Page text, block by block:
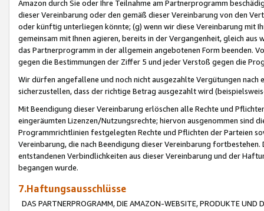
Amazon durch Sie oder Ihre Teilnahme am Partnerprogramm
dieser Vereinbarung oder den gemäß dieser Vereinbarung von den
oder künftig unterliegen könnte; (g) wenn wir diese Vereinbarung mit
gemeinsam mit Ihnen agieren, bereits in der Vergangenheit, gleich
das Partnerprogramm in der allgemein angebotenen Form beenden.
gegen die Bestimmungen der Ziffer 5 und jeder Verstoß gegen die
Wir dürfen angefallene und noch nicht ausgezahlte Vergütungen
sicherzustellen, dass der richtige Betrag ausgezahlt wird
Mit Beendigung dieser Vereinbarung erlöschen alle Rechte und
eingeräumten Lizenzen/Nutzungsrechte; hiervon ausgenommen sind
Programmrichtlinien festgelegten Rechte und Pflichten der Parteien
Vereinbarung, die nach Beendigung dieser Vereinbarung
entstandenen Verbindlichkeiten aus dieser Vereinbarung und der
begangen wurde.
7.Haftungsausschlüsse
DAS PARTNERPROGRAMM, DIE AMAZON-WEBSITE, PRODUKTE UND